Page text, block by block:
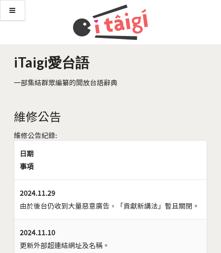
iTaigi愛台語
一部集結群眾編纂的開放台語辭典
維修公告
維修公告紀錄:
日期
事項
2024.11.29
由於後台仍收到大量惡意廣告，「貢獻新講法」暫且關閉。
2024.11.10
更新外部超連結網址及名稱。